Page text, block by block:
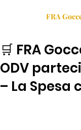
FRA
🛒 FRA
ODV
– La Spesa